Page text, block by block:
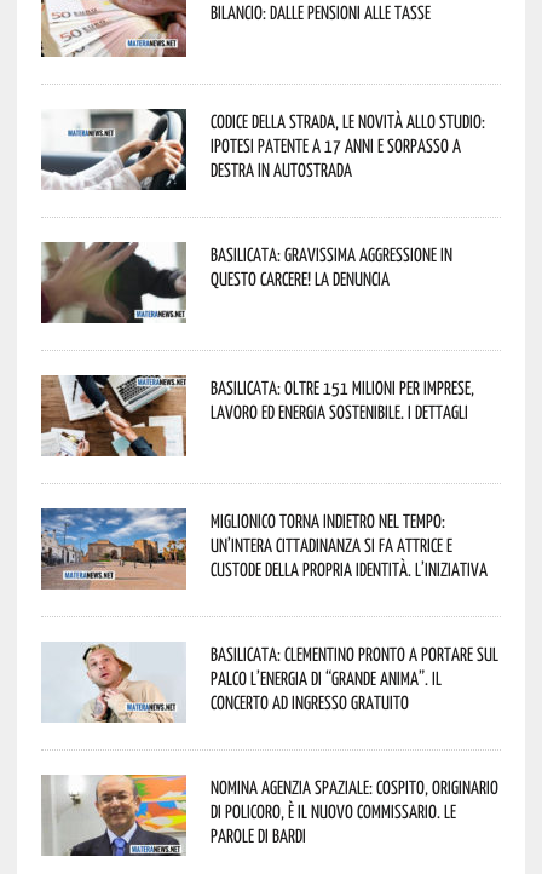
Bilancio: dalle pensioni alle tasse
Codice della strada, le novità allo studio:
ipotesi patente a 17 anni e sorpasso a
destra in autostrada
Basilicata: gravissima aggressione in
questo Carcere! La denuncia
Basilicata: oltre 151 milioni per imprese,
lavoro ed energia sostenibile. I dettagli
Miglionico torna indietro nel tempo:
un’intera cittadinanza si fa attrice e
custode della propria identità. L’iniziativa
Basilicata: Clementino pronto a portare sul
palco l’energia di “Grande Anima”. Il
concerto ad ingresso gratuito
Nomina Agenzia Spaziale: Cospito, originario
di Policoro, è il nuovo commissario. Le
parole di Bardi